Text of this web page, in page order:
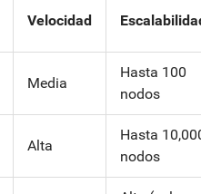
Velocidad
Media
Hasta 100
nodos
Alta
Hasta
nodos